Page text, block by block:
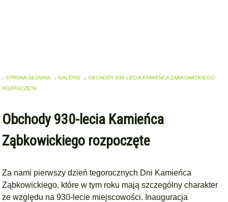
STRONA GŁÓWNA GALERIE
OBCHODY 930-LECIA KAMIEŃCA ZĄBKOWICKIEGO
ROZPOCZĘTE
Obchody 930-lecia Kamieńca
Ząbkowickiego rozpoczęte
Za nami pierwszy dzień tegorocznych Dni Kamieńca
Ząbkowickiego, które w tym roku mają szczególny charakter
ze względu na 930-lecie miejscowości. Inauguracja